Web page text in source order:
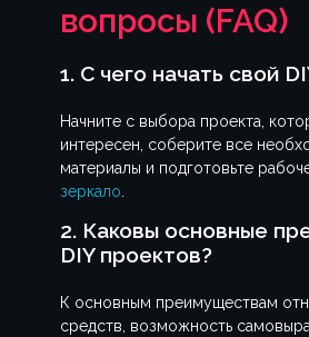
вопросы (FAQ)
1. С чего начать свой
Начните с выбора проекта,
интересен, соберите все
материалы и подготовьте
зеркало
2. Каковы основные
DIY проектов?
К основным преимуществам
средств, возможность